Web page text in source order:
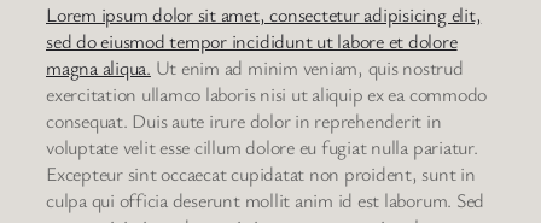
Lorem ipsum dolor sit amet, consectetur adipisicing elit,
sed do eiusmod tempor incididunt ut labore et dolore
magna aliqua. Ut enim ad minim veniam, quis nostrud
exercitation ullamco laboris nisi ut aliquip ex ea commodo
consequat. Duis aute irure dolor in reprehenderit in
voluptate velit esse cillum dolore eu fugiat nulla pariatur.
Excepteur sint occaecat cupidatat non proident, sunt in
culpa qui officia deserunt mollit anim id est laborum. Sed